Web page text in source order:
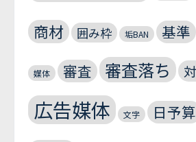
商材 囲み枠 垢BAN 基準
媒体 審査 審査落ち
広告媒体 文字 日予算